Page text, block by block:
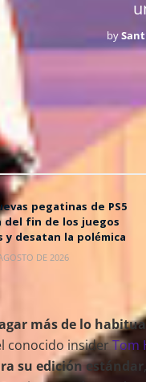
by
pegatinas de PS5
del fin de los juegos
y desatan la polémica
DE 2026
más de lo
conocido insiderTom
su edición estándar